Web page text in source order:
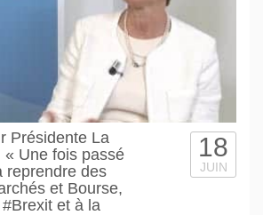
Présidente La
« Une fois passé
reprendre des
et Bourse,
et à la
18
JUIN